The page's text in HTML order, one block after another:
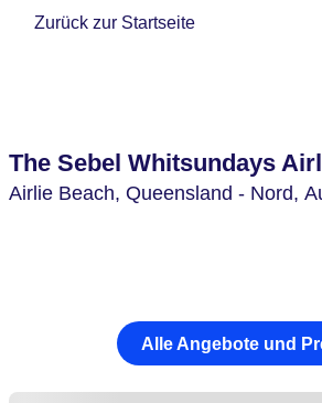
Zurück zur Startseite
The Sebel Whitsundays
Airlie Beach, Queensland - Nord,
Alle Angebote und